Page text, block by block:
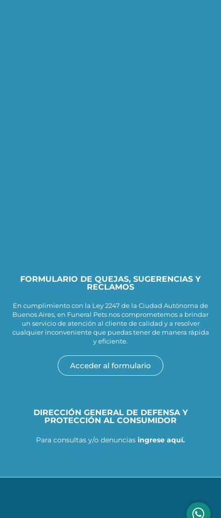
FORMULARIO DE QUEJAS, SUGERENCIAS Y
RECLAMOS
En cumplimiento con la Ley 2247 de la Ciudad Autónoma de
Buenos Aires, en Funeral Pets nos comprometemos a brindar
un servicio de atención al cliente de calidad y a resolver
cualquier inconveniente que puedas tener de manera rápida
y eficiente.
Acceder al formulario
DIRECCIÓN GENERAL DE DEFENSA Y
PROTECCIÓN AL CONSUMIDOR
Para consultas y/o denuncias ingrese aquí.